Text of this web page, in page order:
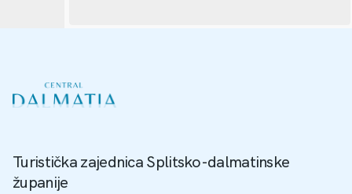
Turistička zajednica Splitsko-dalmatinske
županije